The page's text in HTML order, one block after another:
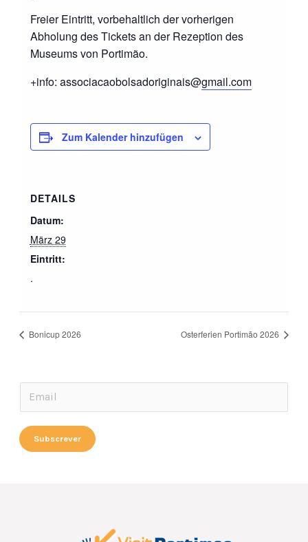
Freier Eintritt, vorbehaltlich der vorherigen
Abholung des Tickets an der Rezeption des
Museums von Portimão.
+info: associacaobolsadoriginais@gmail.com
Zum Kalender hinzufügen
DETAILS
Datum:
März 29
Eintritt:
.
Bonicup 2026 Osterferien Portimão 2026
E
i
m
a
i
Subscrever